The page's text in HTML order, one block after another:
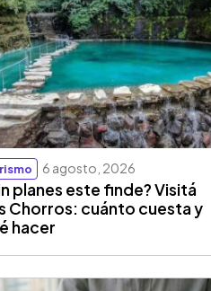
6 agosto, 2026
planes este finde? Visitá
Chorros: cuánto cuesta y
hacer